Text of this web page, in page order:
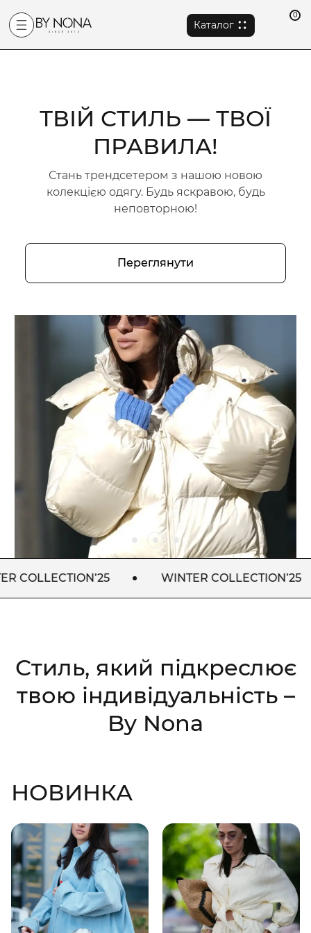
Каталог
0
Обирай
Обирайте з
ТВІЙ СТИЛЬ — ТВОЇ
ПРАВИЛА!
Стань трендсетером з нашою новою
колекцією одягу. Будь яскравою, будь
неповторною!
Переглянути
і
моделей
WINTER COLLECTION’25
Стиль, який підкреслює
твою індивідуальність –
By Nona
НОВИНКА